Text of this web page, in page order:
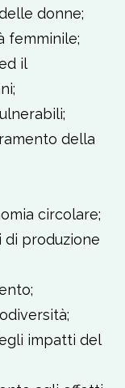
donne;
femminile;
il
della
circolare;
di produzione
impatti del